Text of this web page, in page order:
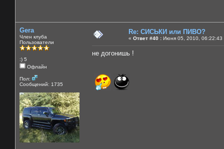
Gera
Член клуба
Пользователи
:) 5
Офлайн
Пол:
Сообщений: 1735
Re: СИСЬКИ или ПИВО?
« Ответ #40 : Июня 05, 2010, 06:22:43
не догонишь !